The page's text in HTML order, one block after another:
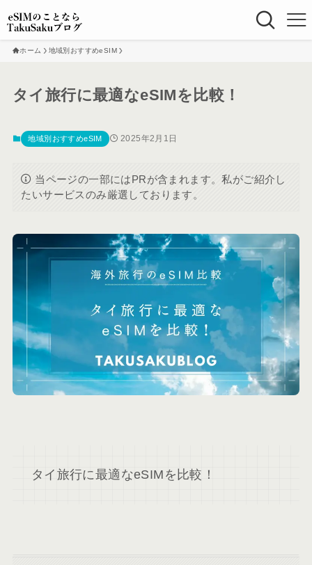
ホーム 地域別おすすめeSIM
タイ旅行に最適なeSIMを比較！
地域別おすすめeSIM 2025年2月1日
当ページの一部にはPRが含まれます。私がご紹介し
たいサービスのみ厳選しております。
タイ旅行に最適なeSIMを比較！